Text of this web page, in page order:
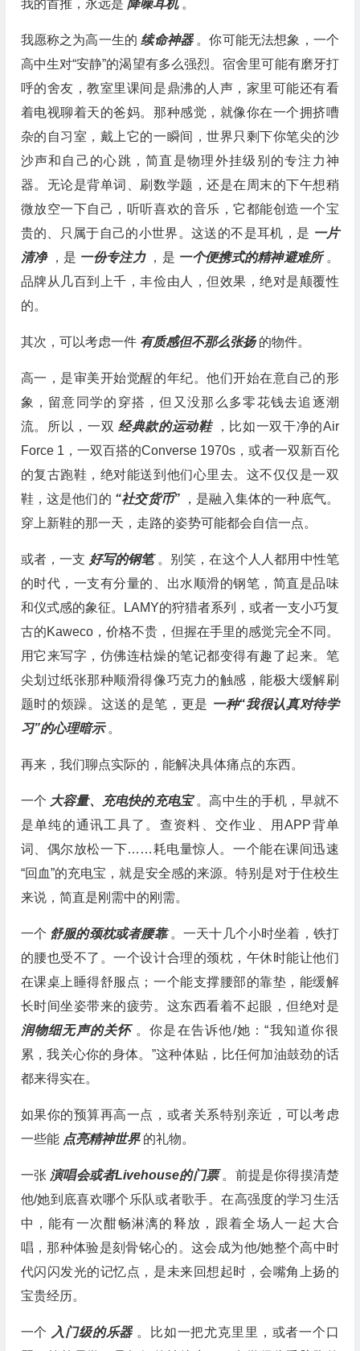
我的首推，永远是 降噪耳机 。
我愿称之为高一生的 续命神器 。你可能无法想象，一个
高中生对“安静”的渴望有多么强烈。宿舍里可能有磨牙打
呼的舍友，教室里课间是鼎沸的人声，家里可能还有看
着电视聊着天的爸妈。那种感觉，就像你在一个拥挤嘈
杂的自习室，戴上它的一瞬间，世界只剩下你笔尖的沙
沙声和自己的心跳，简直是物理外挂级别的专注力神
器。无论是背单词、刷数学题，还是在周末的下午想稍
微放空一下自己，听听喜欢的音乐，它都能创造一个宝
贵的、只属于自己的小世界。这送的不是耳机，是 一片
清净 ，是 一份专注力 ，是 一个便携式的精神避难所 。
品牌从几百到上千，丰俭由人，但效果，绝对是颠覆性
的。
其次，可以考虑一件有质感但不那么张扬的物件。
高一，是审美开始觉醒的年纪。他们开始在意自己的形
象，留意同学的穿搭，但又没那么多零花钱去追逐潮
流。所以，一双 经典款的运动鞋
，比如一双干净的Air
Force 1，一双百搭的Converse 1970s，或者一双新百伦
的复古跑鞋，绝对能送到他们心里去。这不仅仅是一双
鞋，这是他们的 “社交货币”
，是融入集体的一种底气。
穿上新鞋的那一天，走路的姿势可能都会自信一点。
或者，一支 好写的钢笔 。别笑，在这个人人都用中性笔
的时代，一支有分量的、出水顺滑的钢笔，简直是品味
和仪式感的象征。LAMY的狩猎者系列，或者一支小巧复
古的Kaweco，价格不贵，但握在手里的感觉完全不同。
用它来写字，仿佛连枯燥的笔记都变得有趣了起来。笔
尖划过纸张那种顺滑得像巧克力的触感，能极大缓解刷
题时的烦躁。这送的是笔，更是 一种“我很认真对待学
习”的心理暗示 。
再来，我们聊点实际的，能解决具体痛点的东西。
一个 大容量、充电快的充电宝 。高中生的手机，早就不
是单纯的通讯工具了。查资料、交作业、用APP背单
词、偶尔放松一下……耗电量惊人。一个能在课间迅速
“回血”的充电宝，就是安全感的来源。特别是对于住校生
来说，简直是刚需中的刚需。
一个 舒服的颈枕或者腰靠。一天十几个小时坐着，铁打
的腰也受不了。一个设计合理的颈枕，午休时能让他们
在课桌上睡得舒服点；一个能支撑腰部的靠垫，能缓解
长时间坐姿带来的疲劳。这东西看着不起眼，但绝对是
润物细无声的关怀 。你是在告诉他/她：“我知道你很
累，我关心你的身体。”这种体贴，比任何加油鼓劲的话
都来得实在。
如果你的预算再高一点，或者关系特别亲近，可以考虑
一些能点亮精神世界 的礼物。
一张 演唱会或者Livehouse的门票。前提是你得摸清楚
他/她到底喜欢哪个乐队或者歌手。在高强度的学习生活
中，能有一次酣畅淋漓的释放，跟着全场人一起大合
唱，那种体验是刻骨铭心的。这会成为他/她整个高中时
代闪闪发光的记忆点，是未来回想起时，会嘴角上扬的
宝贵经历。
一个 入门级的乐器 。比如一把尤克里里，或者一个口